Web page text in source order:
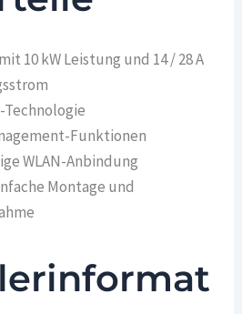
10 kW Leistung und 14 / 28 A
Funktionen
WLAN-Anbindung
Montage und